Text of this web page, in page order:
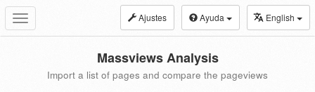
Toggle
navigation
Ajustes Ayuda English
Massviews Analysis
Import a list of pages and compare the pageviews